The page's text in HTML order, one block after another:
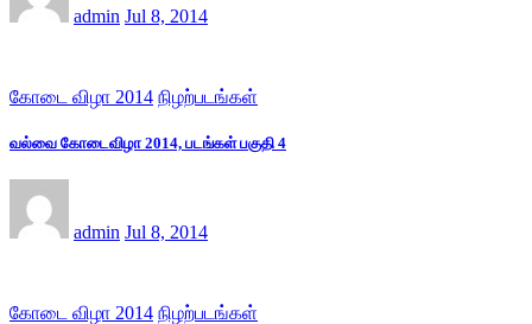
admin Jul 8, 2014
கோடை விழா 2014 நிழற்படங்கள்
வல்வை கோடைவிழா 2014, படங்கள் பகுதி 4
admin Jul 8, 2014
கோடை விழா 2014 நிழற்படங்கள்